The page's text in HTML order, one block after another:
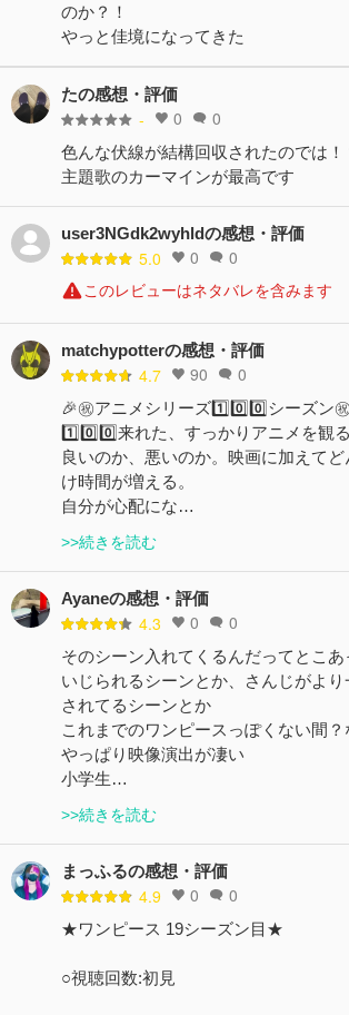
のか？！
やっと佳境になってきた
たの感想・評価
- 0 0
色んな伏線が結構回収されたのでは！
主題歌のカーマインが最高です
user3NGdk2wyhldの感想・評価
5.0 0 0
このレビューはネタバレを含みます
matchypotterの感想・評価
4.7 90 0
🎉㊗️アニメシリーズ1️⃣0️⃣0️⃣シーズン
1️⃣0️⃣0️⃣来れた、すっかりアニメを観
良いのか、悪いのか。映画に加えて
け時間が増える。
自分が心配にな…
>>続きを読む
Ayaneの感想・評価
4.3 0 0
そのシーン入れてくるんだってとこ
いじられるシーンとか、さんじがよ
されてるシーンとか
これまでのワンピースっぽくない間？
やっぱり映像演出が凄い
小学生…
>>続きを読む
まっふるの感想・評価
4.9 0 0
★ワンピース 19シーズン目★
○視聴回数:初見